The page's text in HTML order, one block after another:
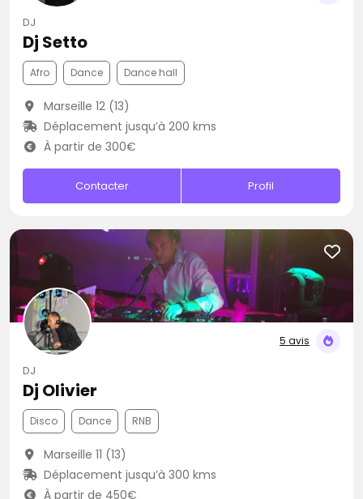
DJ
Dj Setto
Afro Dance Dance hall
Marseille 12 (13)
Déplacement jusqu’à 200 kms
À partir de 300€
Contacter Profil
5 avis
DJ
Dj Olivier
Disco Dance RNB
Marseille 11 (13)
Déplacement jusqu’à 300 kms
À partir de 450€